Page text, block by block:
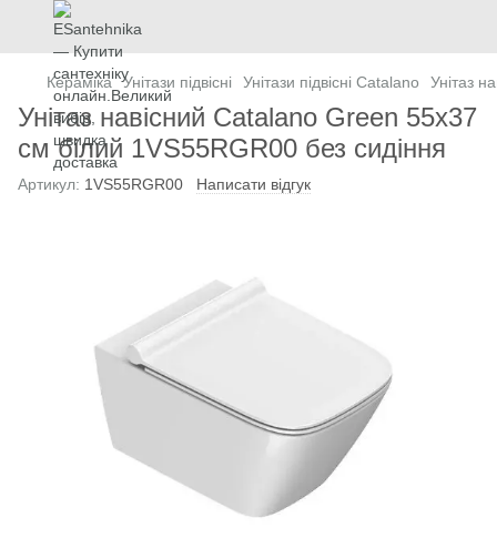
Кераміка Унітази підвісні Унітази підвісні Catalano Унітаз
Унітаз навісний Catalano Green 55х37
см білий 1VS55RGR00 без сидіння
Артикул: 1VS55RGR00 Написати відгук